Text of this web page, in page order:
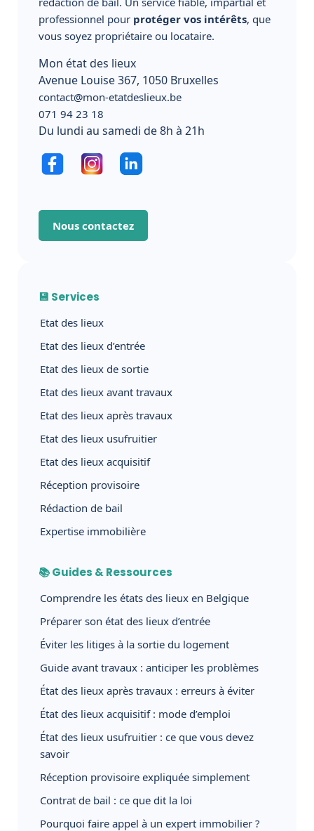
professionnel pour protéger vos intérêts, que
vous soyez propriétaire ou locataire.
Mon état des lieux
Avenue Louise 367, 1050 Bruxelles
contact@mon-etatdeslieux.be
071 94 23 18
Du lundi au samedi de 8h à 21h
Nous contactez
💾 Services
Etat des lieux
Etat des lieux d’entrée
Etat des lieux de sortie
Etat des lieux avant travaux
Etat des lieux après travaux
Etat des lieux usufruitier
Etat des lieux acquisitif
Réception provisoire
Rédaction de bail
Expertise immobilière
📚 Guides & Ressources
Comprendre les états des lieux en Belgique
Préparer son état des lieux d’entrée
Éviter les litiges à la sortie du logement
Guide avant travaux : anticiper les problèmes
État des lieux après travaux : erreurs à éviter
État des lieux acquisitif : mode d’emploi
État des lieux usufruitier : ce que vous devez
savoir
Réception provisoire expliquée simplement
Contrat de bail : ce que dit la loi
Pourquoi faire appel à un expert immobilier ?